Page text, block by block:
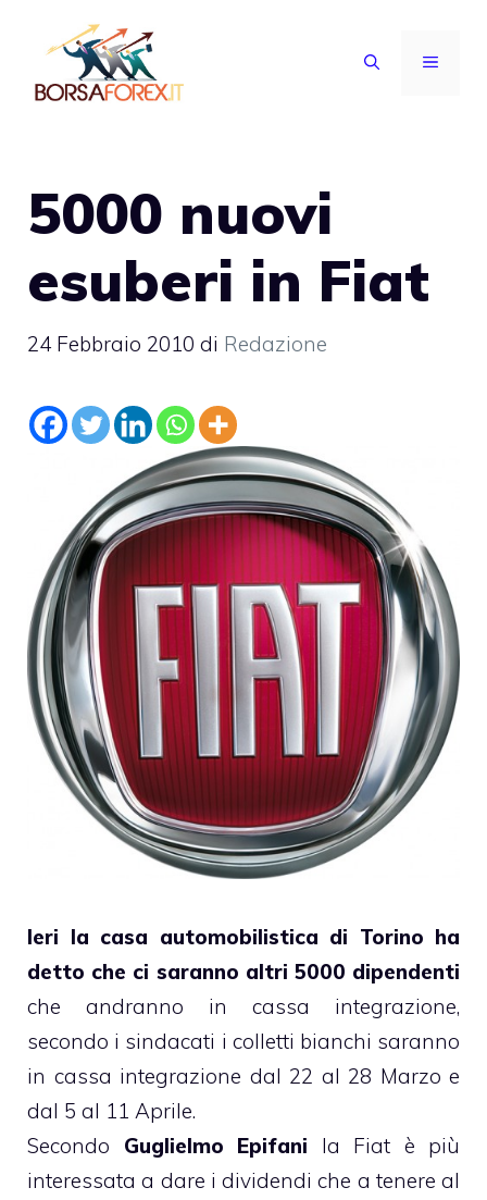
contenuto
MENU
5000 nuovi
esuberi in Fiat
24 Febbraio 2010 di Redazione
Ieri la casa automobilistica di Torino ha
detto che ci saranno altri 5000 dipendenti
che andranno in cassa integrazione,
secondo i sindacati i colletti bianchi saranno
in cassa integrazione dal 22 al 28 Marzo e
dal 5 al 11 Aprile.
Secondo Guglielmo Epifani la Fiat è più
interessata a dare i dividendi che a tenere al